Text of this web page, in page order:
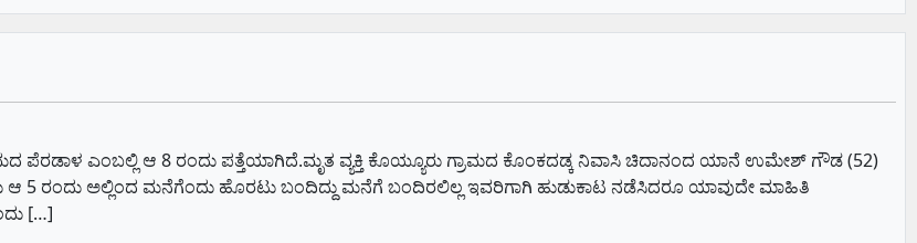
ಪೆರಡಾಳ ಎಂಬಲ್ಲಿ ಆ 8 ರಂದು ಪತ್ತೆಯಾಗಿದೆ.ಮೃತ ವ್ಯಕ್ತಿ ಕೊಯ್ಯೂರು ಗ್ರಾಮದ ಕೊಂಕದಡ್ಕ ನಿವಾಸಿ ಚಿದಾನಂದ ಯಾನೆ ಉಮೇಶ್ ಗೌಡ (52)
ಆ 5 ರಂದು ಅಲ್ಲಿಂದ ಮನೆಗೆಂದು ಹೊರಟು ಬಂದಿದ್ದು ಮನೆಗೆ ಬಂದಿರಲಿಲ್ಲ ಇವರಿಗಾಗಿ ಹುಡುಕಾಟ ನಡೆಸಿದರೂ ಯಾವುದೇ ಮಾಹಿತಿ
[…]